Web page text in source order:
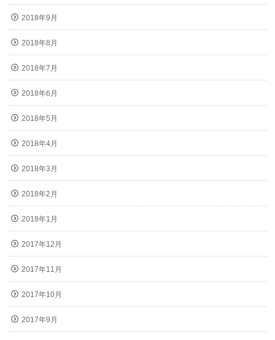
2018年9月
2018年8月
2018年7月
2018年6月
2018年5月
2018年4月
2018年3月
2018年2月
2018年1月
2017年12月
2017年11月
2017年10月
2017年9月